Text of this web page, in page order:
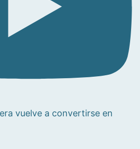
vuelve a convertirse en